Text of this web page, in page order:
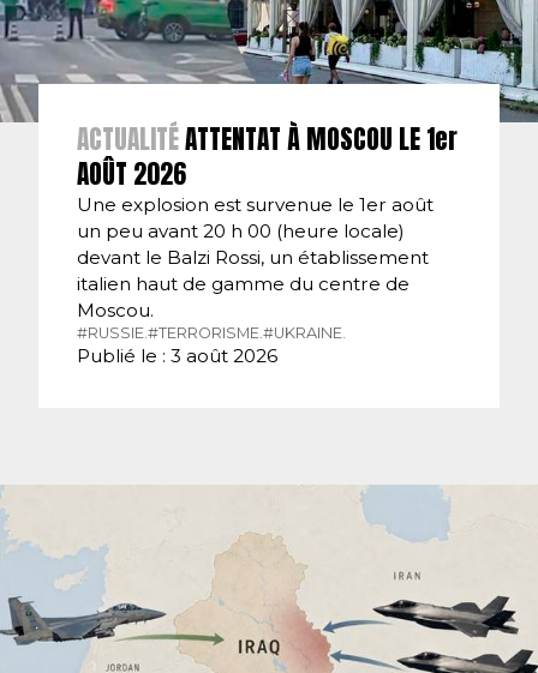
ACTUALITÉATTENTAT À MOSCOU LE 1er
AOÛT 2026
Une explosion est survenue le 1er août
un peu avant 20 h 00 (heure locale)
devant le Balzi Rossi, un établissement
italien haut de gamme du centre de
Moscou.
#RUSSIE. #TERRORISME. #UKRAINE.
Publié le : 3 août 2026